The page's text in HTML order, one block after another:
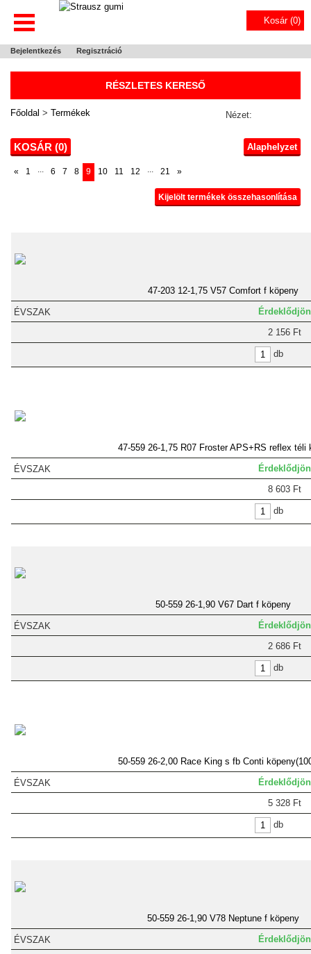
Kosár (0)
Bejelentkezés Regisztráció
RÉSZLETES KERESŐ
Főoldal > Termékek Nézet:
KOSÁR (0) Alaphelyzet
« 1 ... 6 7 8 9 10 11 12 ... 21 »
Kijelölt termékek összehasonlítása
47-203 12-1,75 V57 Comfort f köpeny
Érdeklődjön
2 156 Ft
db
47-559 26-1,75 R07 Froster APS+RS reflex téli
Érdeklődjön
8 603 Ft
db
50-559 26-1,90 V67 Dart f köpeny
Érdeklődjön
2 686 Ft
db
50-559 26-2,00 Race King s fb Conti
Érdeklődjön
5 328 Ft
db
50-559 26-1,90 V78 Neptune f köpeny
Érdeklődjön